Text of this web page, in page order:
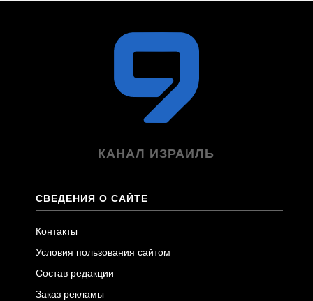
КАНАЛ ИЗРАИЛЬ
СВЕДЕНИЯ О САЙТЕ
Контакты
Условия пользования сайтом
Состав редакции
Заказ рекламы